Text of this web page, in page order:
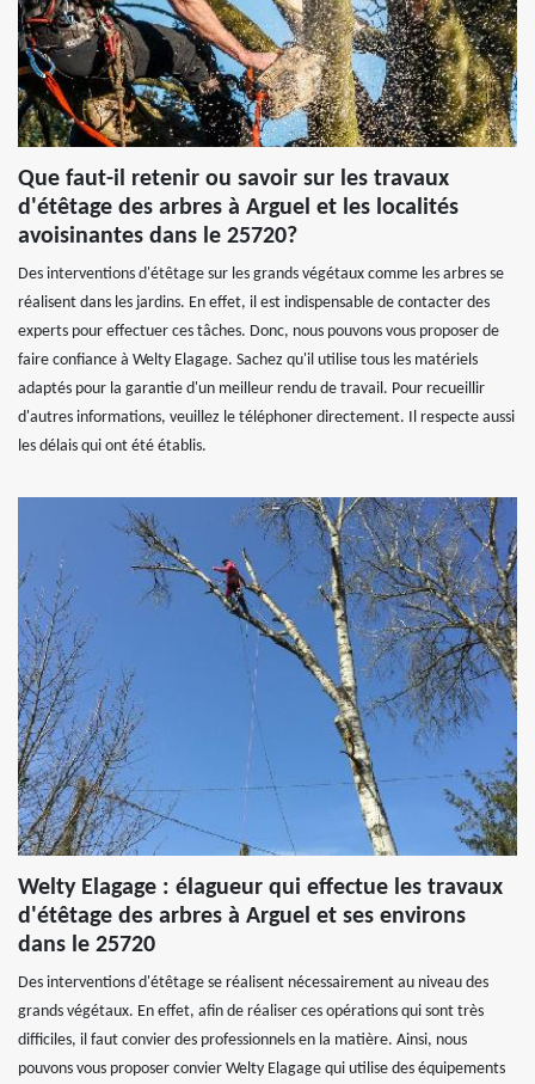
Que faut-il retenir ou savoir sur les travaux
d'étêtage des arbres à Arguel et les localités
avoisinantes dans le 25720?
Des interventions d'étêtage sur les grands végétaux comme les arbres se
réalisent dans les jardins. En effet, il est indispensable de contacter des
experts pour effectuer ces tâches. Donc, nous pouvons vous proposer de
faire confiance à Welty Elagage. Sachez qu'il utilise tous les matériels
adaptés pour la garantie d'un meilleur rendu de travail. Pour recueillir
d'autres informations, veuillez le téléphoner directement. Il respecte aussi
les délais qui ont été établis.
Welty Elagage : élagueur qui effectue les travaux
d'étêtage des arbres à Arguel et ses environs
dans le 25720
Des interventions d'étêtage se réalisent nécessairement au niveau des
grands végétaux. En effet, afin de réaliser ces opérations qui sont très
difficiles, il faut convier des professionnels en la matière. Ainsi, nous
pouvons vous proposer convier Welty Elagage qui utilise des équipements